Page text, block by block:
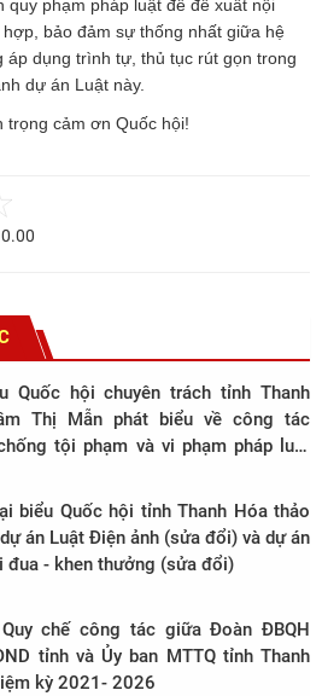
quy phạm pháp luật để đề xuất nội
bảo đảm sự thống nhất giữa hệ
áp dụng trình tự, thủ tục rút gọn trong
dự án Luật này.
trọng cảm ơn Quốc hội!
0.00
Quốc hội chuyên trách tỉnh Thanh
Thị Mẫn phát biểu về công tác
tội phạm và vi phạm pháp luật
biểu Quốc hội tỉnh Thanh Hóa thảo
dự án Luật Điện ảnh (sửa đổi) và dự án
đua - khen thưởng (sửa đổi)
chế công tác giữa Đoàn ĐBQH
tỉnh và Ủy ban MTTQ tỉnh Thanh
kỳ 2021- 2026